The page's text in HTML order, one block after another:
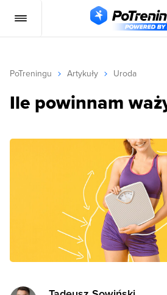
PoTreningu Artykuły Uroda
Ile powinnam